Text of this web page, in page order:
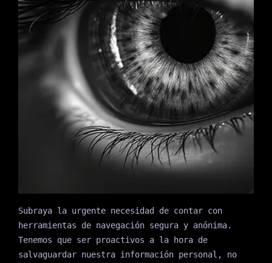
Subraya la urgente necesidad de contar con
herramientas de navegación segura y anónima.
Tenemos que ser proactivos a la hora de
salvaguardar nuestra información personal, no